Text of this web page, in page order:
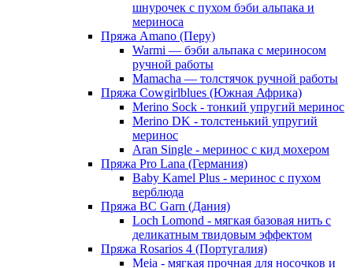
шнурочек с пухом бэби альпака и
мериноса
Пряжа Amano (Перу)
Warmi — бэби альпака с мериносом
ручной работы
Mamacha — толстячок ручной работы
Пряжа Cowgirlblues (Южная Африка)
Merino Sock - тонкий упругий меринос
Merino DK - толстенький упругий
меринос
Aran Single - меринос с кид мохером
Пряжа Pro Lana (Германия)
Baby Kamel Plus - меринос с пухом
верблюда
Пряжа BC Garn (Дания)
Loch Lomond - мягкая базовая нить с
деликатным твидовым эффектом
Пряжа Rosarios 4 (Португалия)
Meia - мягкая прочная для носочков и